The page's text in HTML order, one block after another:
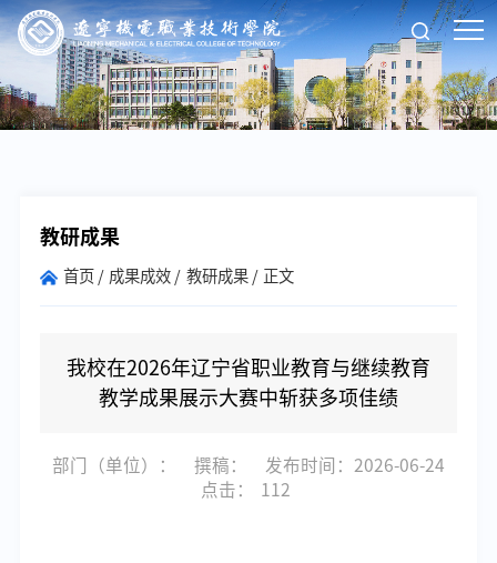
教研成果
首页 成果成效 教研成果 正文
我校在2026年辽宁省职业教育与继续教育
教学成果展示大赛中斩获多项佳绩
部门（单位）： 撰稿：
发布时间：2026-06-24
点击：
112